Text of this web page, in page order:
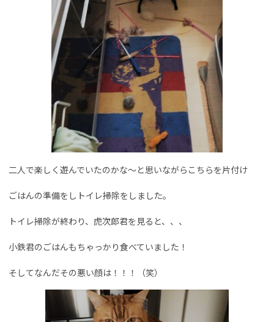
二人で楽しく遊んでいたのかな～と思いながらこちらを片付け
ごはんの準備をしトイレ掃除をしました。
トイレ掃除が終わり、虎次郎君を見ると、、、
小鉄君のごはんもちゃっかり食べていました！
そしてなんだその悪い顔は！！！（笑）